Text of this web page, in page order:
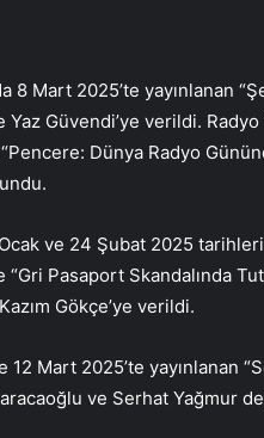
8 Mart 2025’te yayınlanan
Güvendi’ye verildi.
Dünya Radyo
ve 24 Şubat 2025
Pasaport Skandalında
Gökçe’ye verildi.
Mart 2025’te yayınlanan
ve Serhat Yağmur